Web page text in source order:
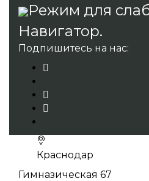
Режим для
Навигатор.
Подпишитесь на нас:
Краснодар
Гимназическая 67